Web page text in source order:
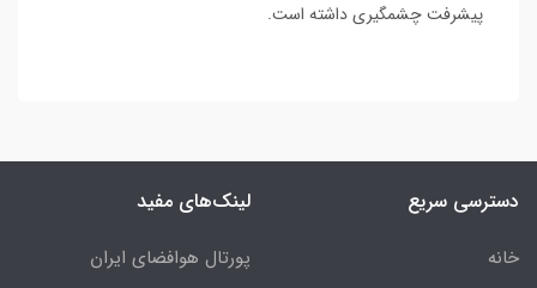
پیشرفت چشمگیری داشته است.
دسترسی سریع
خانه
لینک‌های مفید
پورتال هوافضای ایران